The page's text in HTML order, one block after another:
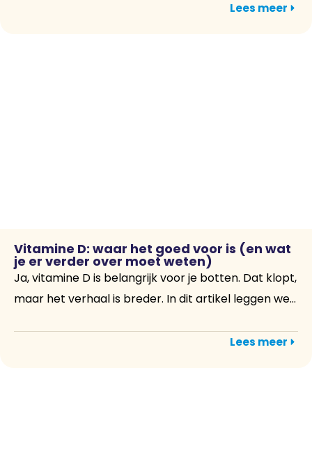
Lees meer
Vitamine D: waar het goed voor is (en wat
je er verder over moet weten)
Ja, vitamine D is belangrijk voor je botten. Dat klopt,
maar het verhaal is breder. In dit artikel leggen we...
Lees meer